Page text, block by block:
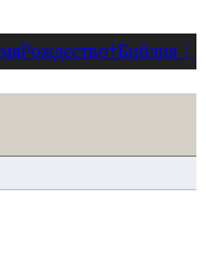
Рождество†Библия ⋮